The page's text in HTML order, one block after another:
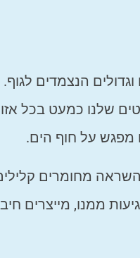
הנצמדים לגוף.
שלנו כמעט בכל
מפגש על חוף הים.
מחומרים
ממנו, מייצרים